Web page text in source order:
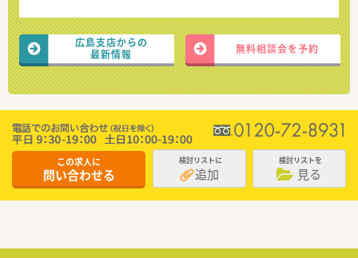
広島支店からの
最新情報
無料相談会を予約
この求人に
問い合わせる
検討リストに
追加
検討リストを
見る